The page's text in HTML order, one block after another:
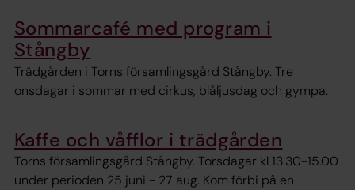
Sommarcafé med program i
Stångby
Trädgården i Torns församlingsgård Stångby. Tre
onsdagar i sommar med cirkus, blåljusdag och gympa.
Kaffe och våfflor i trädgården
Torns församlingsgård Stångby. Torsdagar kl 13.30-15.00
under perioden 25 juni - 27 aug. Kom förbi på en